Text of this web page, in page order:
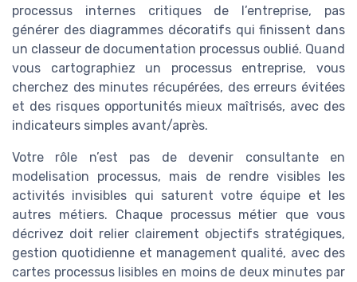
processus internes critiques de l’entreprise, pas
générer des diagrammes décoratifs qui finissent dans
un classeur de documentation processus oublié. Quand
vous cartographiez un processus entreprise, vous
cherchez des minutes récupérées, des erreurs évitées
et des risques opportunités mieux maîtrisés, avec des
indicateurs simples avant/après.
Votre rôle n’est pas de devenir consultante en
modelisation processus, mais de rendre visibles les
activités invisibles qui saturent votre équipe et les
autres métiers. Chaque processus métier que vous
décrivez doit relier clairement objectifs stratégiques,
gestion quotidienne et management qualité, avec des
cartes processus lisibles en moins de deux minutes par